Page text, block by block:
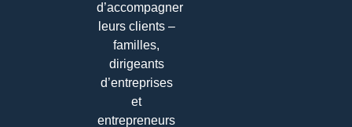
d’accompagner
leurs clients –
familles,
dirigeants
d’entreprises
et
entrepreneurs